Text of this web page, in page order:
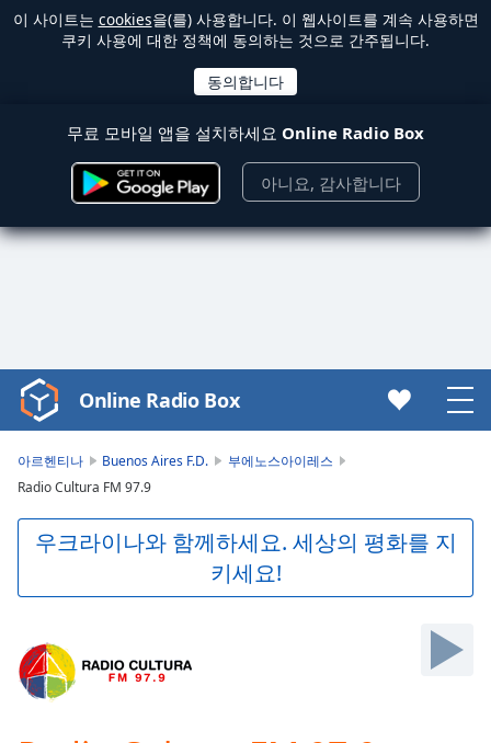
이 사이트는 cookies을(를) 사용합니다. 이 웹사이트를 계속 사용하면
쿠키 사용에 대한 정책에 동의하는 것으로 간주됩니다.
무료 모바일 앱을 설치하세요 Online Radio Box
아니요, 감사합니다
Video
Player
loading.
Video
Play
Backward
Mute
Current
Time0:00
Online Radio Box
아르헨티나 Buenos Aires F.D.
부에노스아이레스
Radio Cultura FM 97.9
우크라이나와 함께하세요. 세상의 평화를 지
키세요!